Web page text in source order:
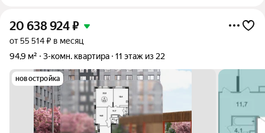
20 638 924₽
от 55 514 ₽ в месяц
94,9 м²
3-комн. квартира 11 этаж из 22
новостройка